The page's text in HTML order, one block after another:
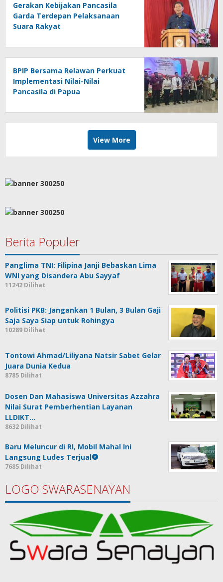
Gerakan Kebijakan Pancasila
Garda Terdepan Pelaksanaan
Suara Rakyat
BPIP Bersama Relawan Perkuat
Implementasi Nilai-Nilai
Pancasila di Papua
View More
Berita Populer
Panglima TNI: Filipina Janji Bebaskan Lima
WNI yang Disandera Abu Sayyaf
11242 Dilihat
Politisi PKB: Jangankan 1 Bulan, 3 Bulan Gaji
Saja Saya Siap untuk Rohingya
10289 Dilihat
Tontowi Ahmad/Liliyana Natsir Sabet Gelar
Juara Dunia Kedua
8785 Dilihat
Dosen Dan Mahasiswa Universitas Azzahra
Nilai Surat Pemberhentian Layanan
LLDIKT…
8632 Dilihat
Baru Meluncur di RI, Mobil Mahal Ini
Langsung Ludes Terjual
7685 Dilihat
LOGO SWARASENAYAN